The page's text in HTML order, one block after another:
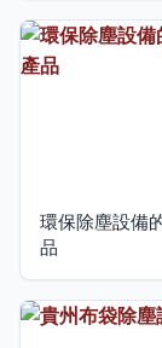
環保除塵設備
品